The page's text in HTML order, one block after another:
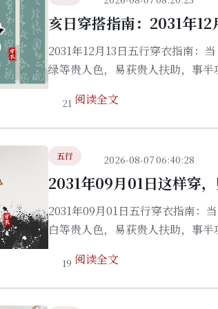
亥日穿搭指南：2031年12
2031年12月13日五行穿衣指南：
绿等贵人色，易获贵人扶助，事半
21 阅读全文
五行 2026-08-07 06:40:28
2031年09月01日这样穿
2031年09月01日五行穿衣指南：
白等贵人色，易获贵人扶助，事半
19 阅读全文